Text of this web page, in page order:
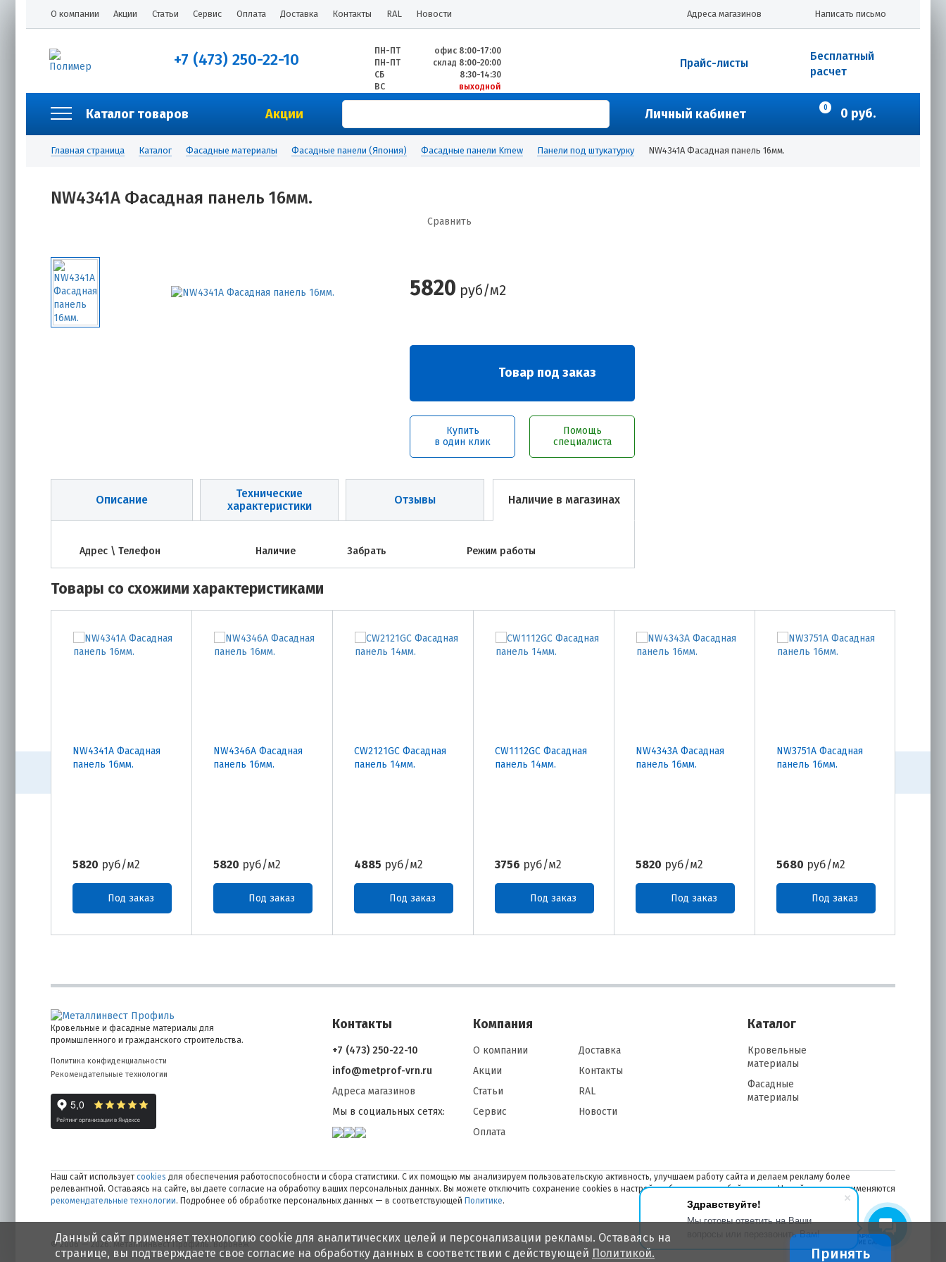
Здравствуйте!
Мы готовы ответить на Ваши
вопросы или перезвонить Вам!
О компании Акции Статьи Сервис Оплата Доставка Контакты RAL Новости Написать письмо
Адреса магазинов
+7 (473) 250-22-10 ПН-ПТ
офис 8:00-17:00
ПН-ПТ
склад 8:00-20:00
СБ
8:30-14:30
ВС
выходной
Бесплатный
расчет
Прайс-листы
Каталог товаров Акции Личный кабинет 0 0 руб.
Главная страница Каталог Фасадные материалы Фасадные панели (Япония) Фасадные панели Kmew Панели под штукатурку NW4341A Фасадная панель 16мм.
NW4341A Фасадная панель 16мм.
Сравнить
5820 руб/м2
Товар под заказ
Купить
в один клик
Помощь
специалиста
Описание
Технические
характеристики
Отзывы Наличие в магазинах
Адрес \ Телефон Наличие Забрать Режим работы
Товары со схожими характеристиками
NW4341A Фасадная
панель 16мм.
5820 руб/м2
Под заказ
NW4346A Фасадная
панель 16мм.
5820 руб/м2
Под заказ
CW2121GC Фасадная
панель 14мм.
4885 руб/м2
Под заказ
CW1112GC Фасадная
панель 14мм.
3756 руб/м2
Под заказ
NW4343A Фасадная
панель 16мм.
5820 руб/м2
Под заказ
NW3751A Фасадная
панель 16мм.
5680 руб/м2
Под заказ
Кровельные и фасадные материалы для
промышленного и гражданского строительства.
Политика конфиденциальности
Рекомендательные технологии
Контакты
+7 (473) 250-22-10
info@metprof-vrn.ru
Адреса магазинов
Мы в социальных сетях:
Компания
О компании
Акции
Статьи
Сервис
Оплата
Доставка
Контакты
RAL
Новости
Каталог
Кровельные
материалы
Фасадные
материалы
Наш сайт использует cookies для обеспечения работоспособности и сбора статистики. С их помощью мы анализируем пользовательскую активность, улучшаем работу сайта и делаем рекламу более
релевантной. Оставаясь на сайте, вы даете согласие на обработку ваших персональных данных. Вы можете отключить сохранение cookies в настройках браузера в любой момент. На сайте также применяются
рекомендательные технологии. Подробнее об обработке персональных данных — в соответствующей Политике.
© 2006 — 2026. Металлинвест Профиль. Воронеж
Данный сайт применяет технологию cookie для аналитических целей и персонализации рекламы. Оставаясь на
странице, вы подтверждаете свое согласие на обработку данных в соответствии с действующей Политикой. Принять